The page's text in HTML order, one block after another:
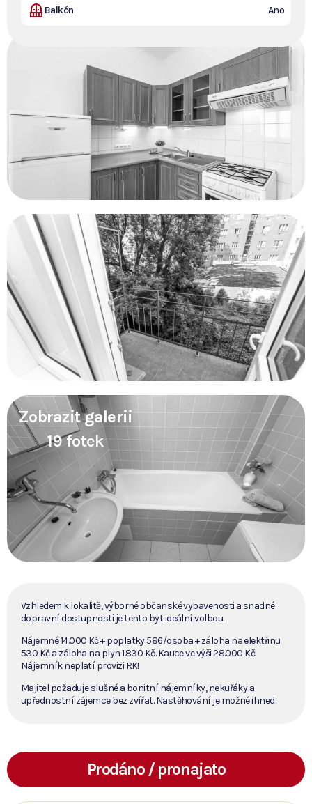
nabídce.
Zobrazit galerii
19 fotek
Balkón Ano
Vzhledem k lokalitě, výborné občanské vybavenosti a snadné
dopravní dostupnosti je tento byt ideální volbou.
Nájemné 14.000 Kč + poplatky 586/osoba + záloha na elektřinu
530 Kč a záloha na plyn 1.830 Kč. Kauce ve výši 28.000 Kč.
Nájemník neplatí provizi RK!
Majitel požaduje slušné a bonitní nájemníky, nekuřáky a
upřednostní zájemce bez zvířat. Nastěhování je možné ihned.
Prodáno / pronajato